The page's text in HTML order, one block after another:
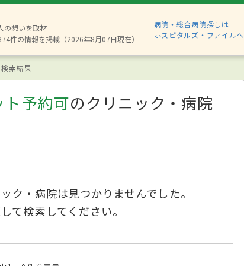
の想いを取材
件の情報を掲載（2026年8月07日現在）
病院・総合病院探しは
ホスピタルズ・ファイルへ
索結果
予約可のクリニック・病院
ク・病院は見つかりませんでした。
て検索してください。